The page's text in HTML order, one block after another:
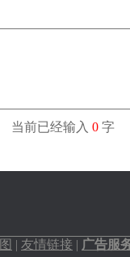
| 友情链接 | 广告服